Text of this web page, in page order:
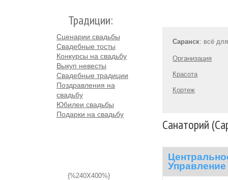
Традиции:
Сценарии свадьбы
Свадебные тосты
Конкурсы на свадьбу
Выкуп невесты
Свадебные традиции
Поздравления на
свадьбу
Юбилеи свадьбы
Подарки на свадьбу
{%240X400%}
Саранск: всё
Организация
Красота
Кортеж
Санаторий
Управление